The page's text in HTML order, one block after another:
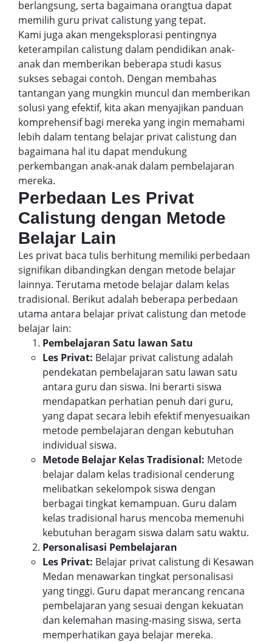
berlangsung, serta bagaimana orangtua dapat
memilih guru privat calistung yang tepat.
Kami juga akan mengeksplorasi pentingnya
keterampilan calistung dalam pendidikan anak-
anak dan memberikan beberapa studi kasus
sukses sebagai contoh. Dengan membahas
tantangan yang mungkin muncul dan memberikan
solusi yang efektif, kita akan menyajikan panduan
komprehensif bagi mereka yang ingin memahami
lebih dalam tentang belajar privat calistung dan
bagaimana hal itu dapat mendukung
perkembangan anak-anak dalam pembelajaran
mereka.
Perbedaan Les Privat
Calistung dengan Metode
Belajar Lain
Les privat baca tulis berhitung memiliki perbedaan
signifikan dibandingkan dengan metode belajar
lainnya. Terutama metode belajar dalam kelas
tradisional. Berikut adalah beberapa perbedaan
utama antara belajar privat calistung dan metode
belajar lain:
Pembelajaran Satu lawan Satu
Les Privat: Belajar privat calistung adalah
pendekatan pembelajaran satu lawan satu
antara guru dan siswa. Ini berarti siswa
mendapatkan perhatian penuh dari guru,
yang dapat secara lebih efektif menyesuaikan
metode pembelajaran dengan kebutuhan
individual siswa.
Metode Belajar Kelas Tradisional: Metode
belajar dalam kelas tradisional cenderung
melibatkan sekelompok siswa dengan
berbagai tingkat kemampuan. Guru dalam
kelas tradisional harus mencoba memenuhi
kebutuhan beragam siswa dalam satu waktu.
Personalisasi Pembelajaran
Les Privat: Belajar privat calistung di Kesawan
Medan menawarkan tingkat personalisasi
yang tinggi. Guru dapat merancang rencana
pembelajaran yang sesuai dengan kekuatan
dan kelemahan masing-masing siswa, serta
memperhatikan gaya belajar mereka.